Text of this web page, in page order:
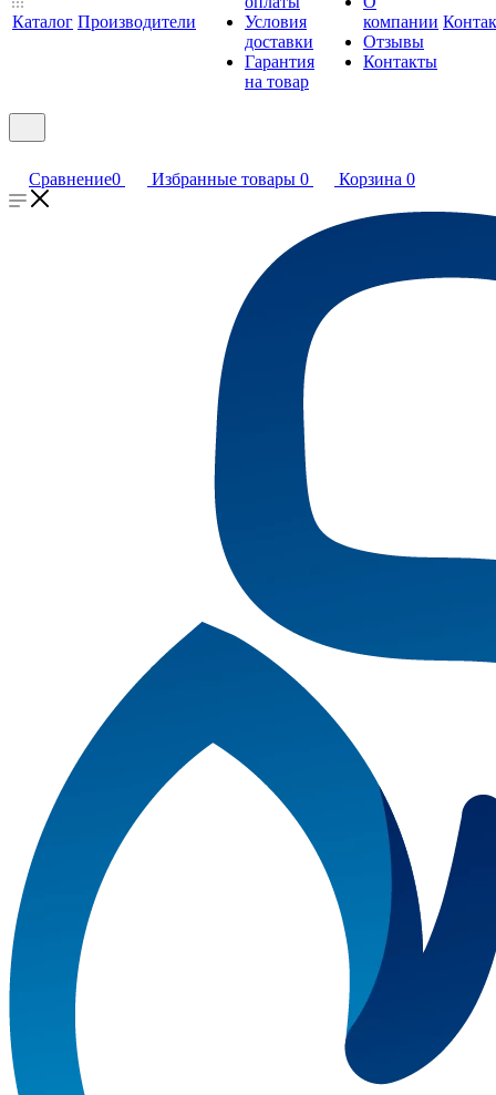
Каталог Производители
Условия
доставки
Гарантия
на товар
компании
Отзывы
Контакты
Сравнение0 Избранные товары 0 Корзина 0